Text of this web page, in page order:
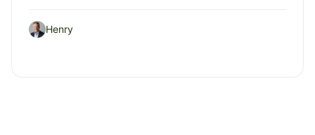
Henry